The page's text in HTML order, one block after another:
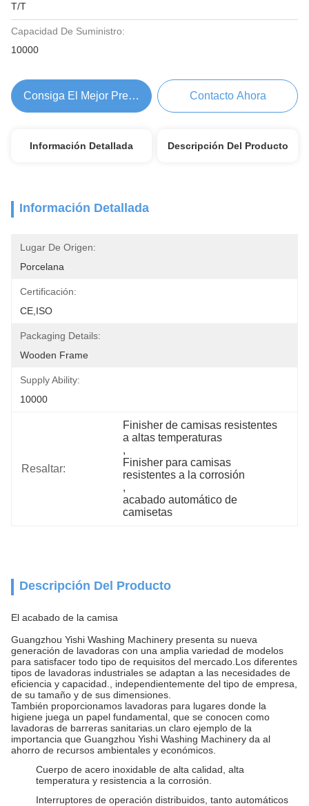
T/T
Capacidad De Suministro:
10000
Consiga El Mejor Precio Contacto Ahora
Información Detallada Descripción Del Producto
Información Detallada
Lugar De Origen:
Porcelana
Certificación:
CE,ISO
Packaging Details:
Wooden Frame
Supply Ability:
10000
Resaltar:
Finisher de camisas resistentes
a altas temperaturas
,
Finisher para camisas
resistentes a la corrosión
,
acabado automático de
camisetas
Descripción Del Producto
El acabado de la camisa
Guangzhou Yishi Washing Machinery presenta su nueva
generación de lavadoras con una amplia variedad de modelos
para satisfacer todo tipo de requisitos del mercado.Los diferentes
tipos de lavadoras industriales se adaptan a las necesidades de
eficiencia y capacidad., independientemente del tipo de empresa,
de su tamaño y de sus dimensiones.
También proporcionamos lavadoras para lugares donde la
higiene juega un papel fundamental, que se conocen como
lavadoras de barreras sanitarias.un claro ejemplo de la
importancia que Guangzhou Yishi Washing Machinery da al
ahorro de recursos ambientales y económicos.
Cuerpo de acero inoxidable de alta calidad, alta
temperatura y resistencia a la corrosión.
Interruptores de operación distribuidos, tanto automáticos